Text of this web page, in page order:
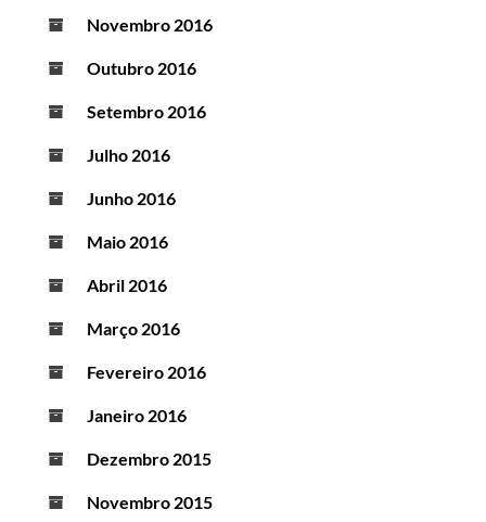
Novembro 2016
Outubro 2016
Setembro 2016
Julho 2016
Junho 2016
Maio 2016
Abril 2016
Março 2016
Fevereiro 2016
Janeiro 2016
Dezembro 2015
Novembro 2015